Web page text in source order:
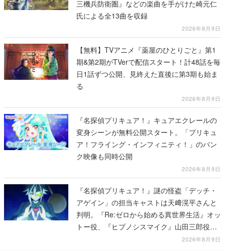
三機兵防衛圏』などの楽曲を手がけた崎元仁
氏による全13曲を収録
2026年8月9日
【無料】TVアニメ『薬屋のひとりごと』第1
期&第2期がTVerで配信スタート！計48話を毎
日1話ずつ公開、見終えた直後に第3期も始ま
る
2026年8月9日
『名探偵プリキュア！』キュアエクレールの
変身シーンが無料公開スタート。「プリキュ
ア！フライング・インフィニティ！」のバン
ク映像も同時公開
2026年8月9日
『名探偵プリキュア！』謎の怪盗「デッチ・
アゲイン」の担当キャストは天﨑滉平さんと
判明。『Re:ゼロから始める異世界生活』オッ
トー役、『ヒプノシスマイク』山田三郎役な
2026年8月9日